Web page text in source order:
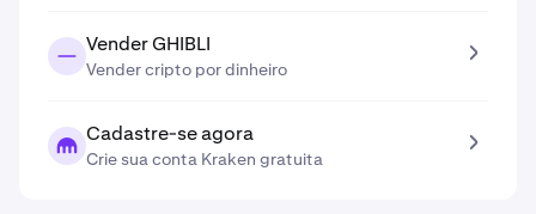
Vender GHIBLI
Vender cripto por dinheiro
Cadastre-se agora
Crie sua conta Kraken gratuita